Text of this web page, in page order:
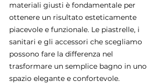
materiali giusti è fondamentale per
ottenere un risultato esteticamente
piacevole e funzionale. Le piastrelle, i
sanitari e gli accessori che scegliamo
possono fare la differenza nel
trasformare un semplice bagno in uno
spazio elegante e confortevole.